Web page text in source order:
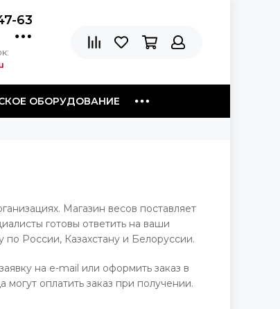
63
ОБОРУДОВАНИЕ
Магазин весов поставляет
готовы ответить на ваши
России, Казахстану и Белоруссии.
на e-mail или оформить заказ в
оплатить заказ при получении.